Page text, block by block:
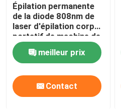
Épilation permanente
de la diode 808nm de
laser d'épilation corps
portatif de machine de
plein
meilleur prix
Contact